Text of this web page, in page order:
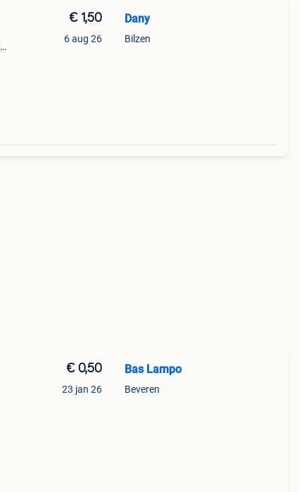
€ 1,50
6 aug 26
Dany
Bilzen
€ 0,50
23 jan 26
Bas Lampo
Beveren